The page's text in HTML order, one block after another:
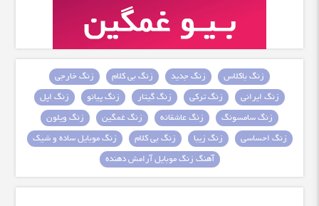
زنگ باکلاس زنگ جدید زنگ بی کلام
زنگ خارجی
زنگ ایرانی
زنگ ترکی زنگ گیتار زنگ پیانو
زنگ اپل
زنگ سامسونگ
زنگ عاشقانه زنگ غمگین
زنگ ویلون
زنگ احساسی
زنگ زیبا زنگ بی کلام
زنگ موبایل ساده و شیک
آهنگ زنگ موبایل آرامش دهنده